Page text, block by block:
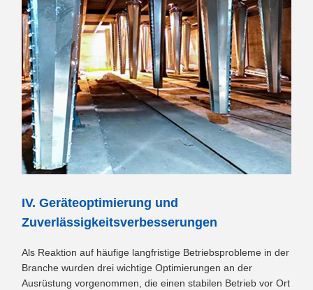
IV. Geräteoptimierung und
Zuverlässigkeitsverbesserungen
Als Reaktion auf häufige langfristige Betriebsprobleme in der
Branche wurden drei wichtige Optimierungen an der
Ausrüstung vorgenommen, die einen stabilen Betrieb vor Ort